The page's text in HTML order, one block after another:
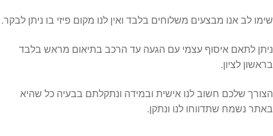
שימו לב אנו מבצעים משלוחים בלבד ואין לנו מקום פיזי בו ניתן לבקר.
ניתן לתאם איסוף עצמי עם הגעה עד הרכב בתיאום מראש בלבד
בראשון לציון.
הצורך שלכם חשוב לנו אישית ובמידה ונתקלתם בבעיה כל שהיא
באתר נשמח שתדווחו לנו ונתקן.